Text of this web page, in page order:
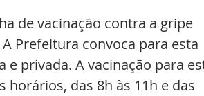
de vacinação contra a gripe
Prefeitura convoca para esta
e privada. A vacinação para
das 8h às 11h e das